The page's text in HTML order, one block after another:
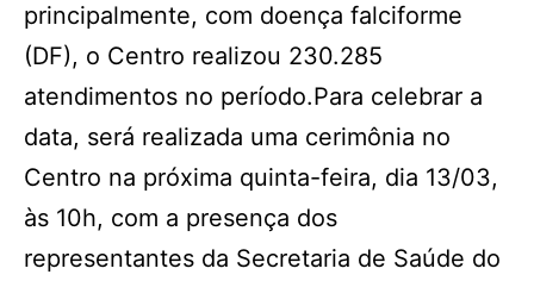
principalmente, com doença falciforme
(DF), o Centro realizou 230.285
atendimentos no período.Para celebrar a
data, será realizada uma cerimônia no
Centro na próxima quinta-feira, dia 13/03,
às 10h, com a presença dos
representantes da Secretaria de Saúde do